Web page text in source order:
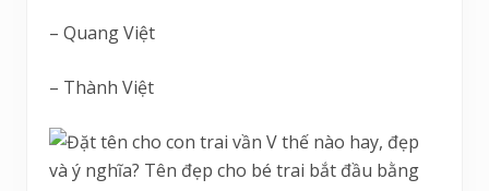
– Quang Việt
– Thành Việt